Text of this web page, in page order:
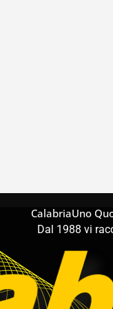
CalabriaUno
Dal 1988 vi